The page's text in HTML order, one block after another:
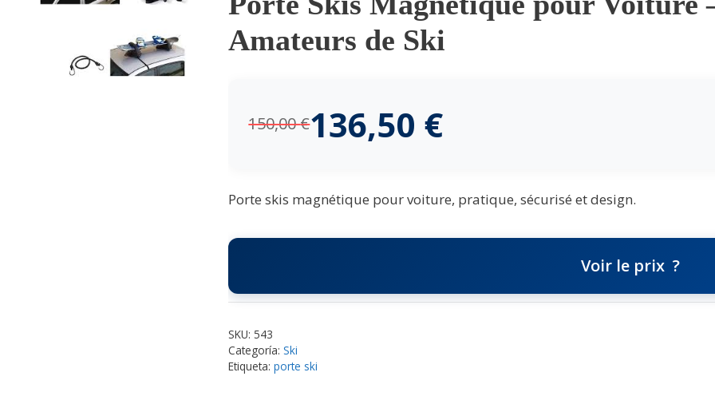
Amateurs de Ski
150,00€136,50 €
Porte skis magnétique pour voiture, pratique, sécurisé et design.
Voir le prix
SKU: 543
Categoría:Ski
Etiqueta:porte ski